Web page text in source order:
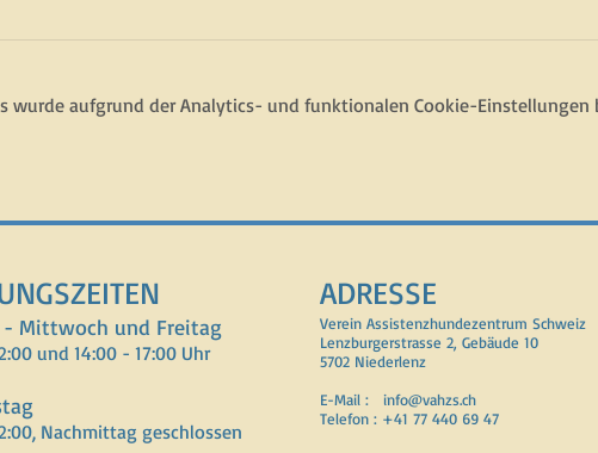
wurde aufgrund der Analytics- und funktionalen Cookie-Einstellungen
Mittwoch und Freitag
und 14:00 - 17:00 Uhr
Nachmittag geschlossen
ADRESSE
Verein Assistenzhundezentrum Schweiz
Lenzburgerstrasse 2, Gebäude 10
5702 Niederlenz
E-Mail : info@vahzs.ch
Telefon : +41 77 440 69 47